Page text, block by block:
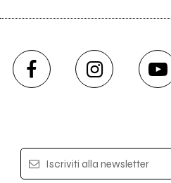
Iscriviti alla newsletter